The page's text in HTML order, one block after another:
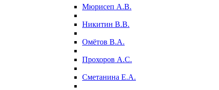
Мюрисеп А.В.
Никитин В.В.
Омётов В.А.
Прохоров А.С.
Сметанина Е.А.